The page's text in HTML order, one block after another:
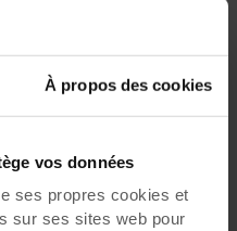
À propos des cookies
vos données
ses propres cookies et
sur ses sites web pour
AEX